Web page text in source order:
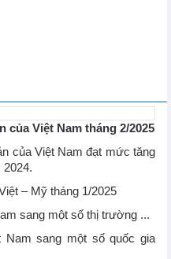
của Việt Nam tháng 2/2025
của Việt Nam đạt mức tăng
– Mỹ tháng 1/2025
sang một số thị trường ...
Nam sang một số quốc gia